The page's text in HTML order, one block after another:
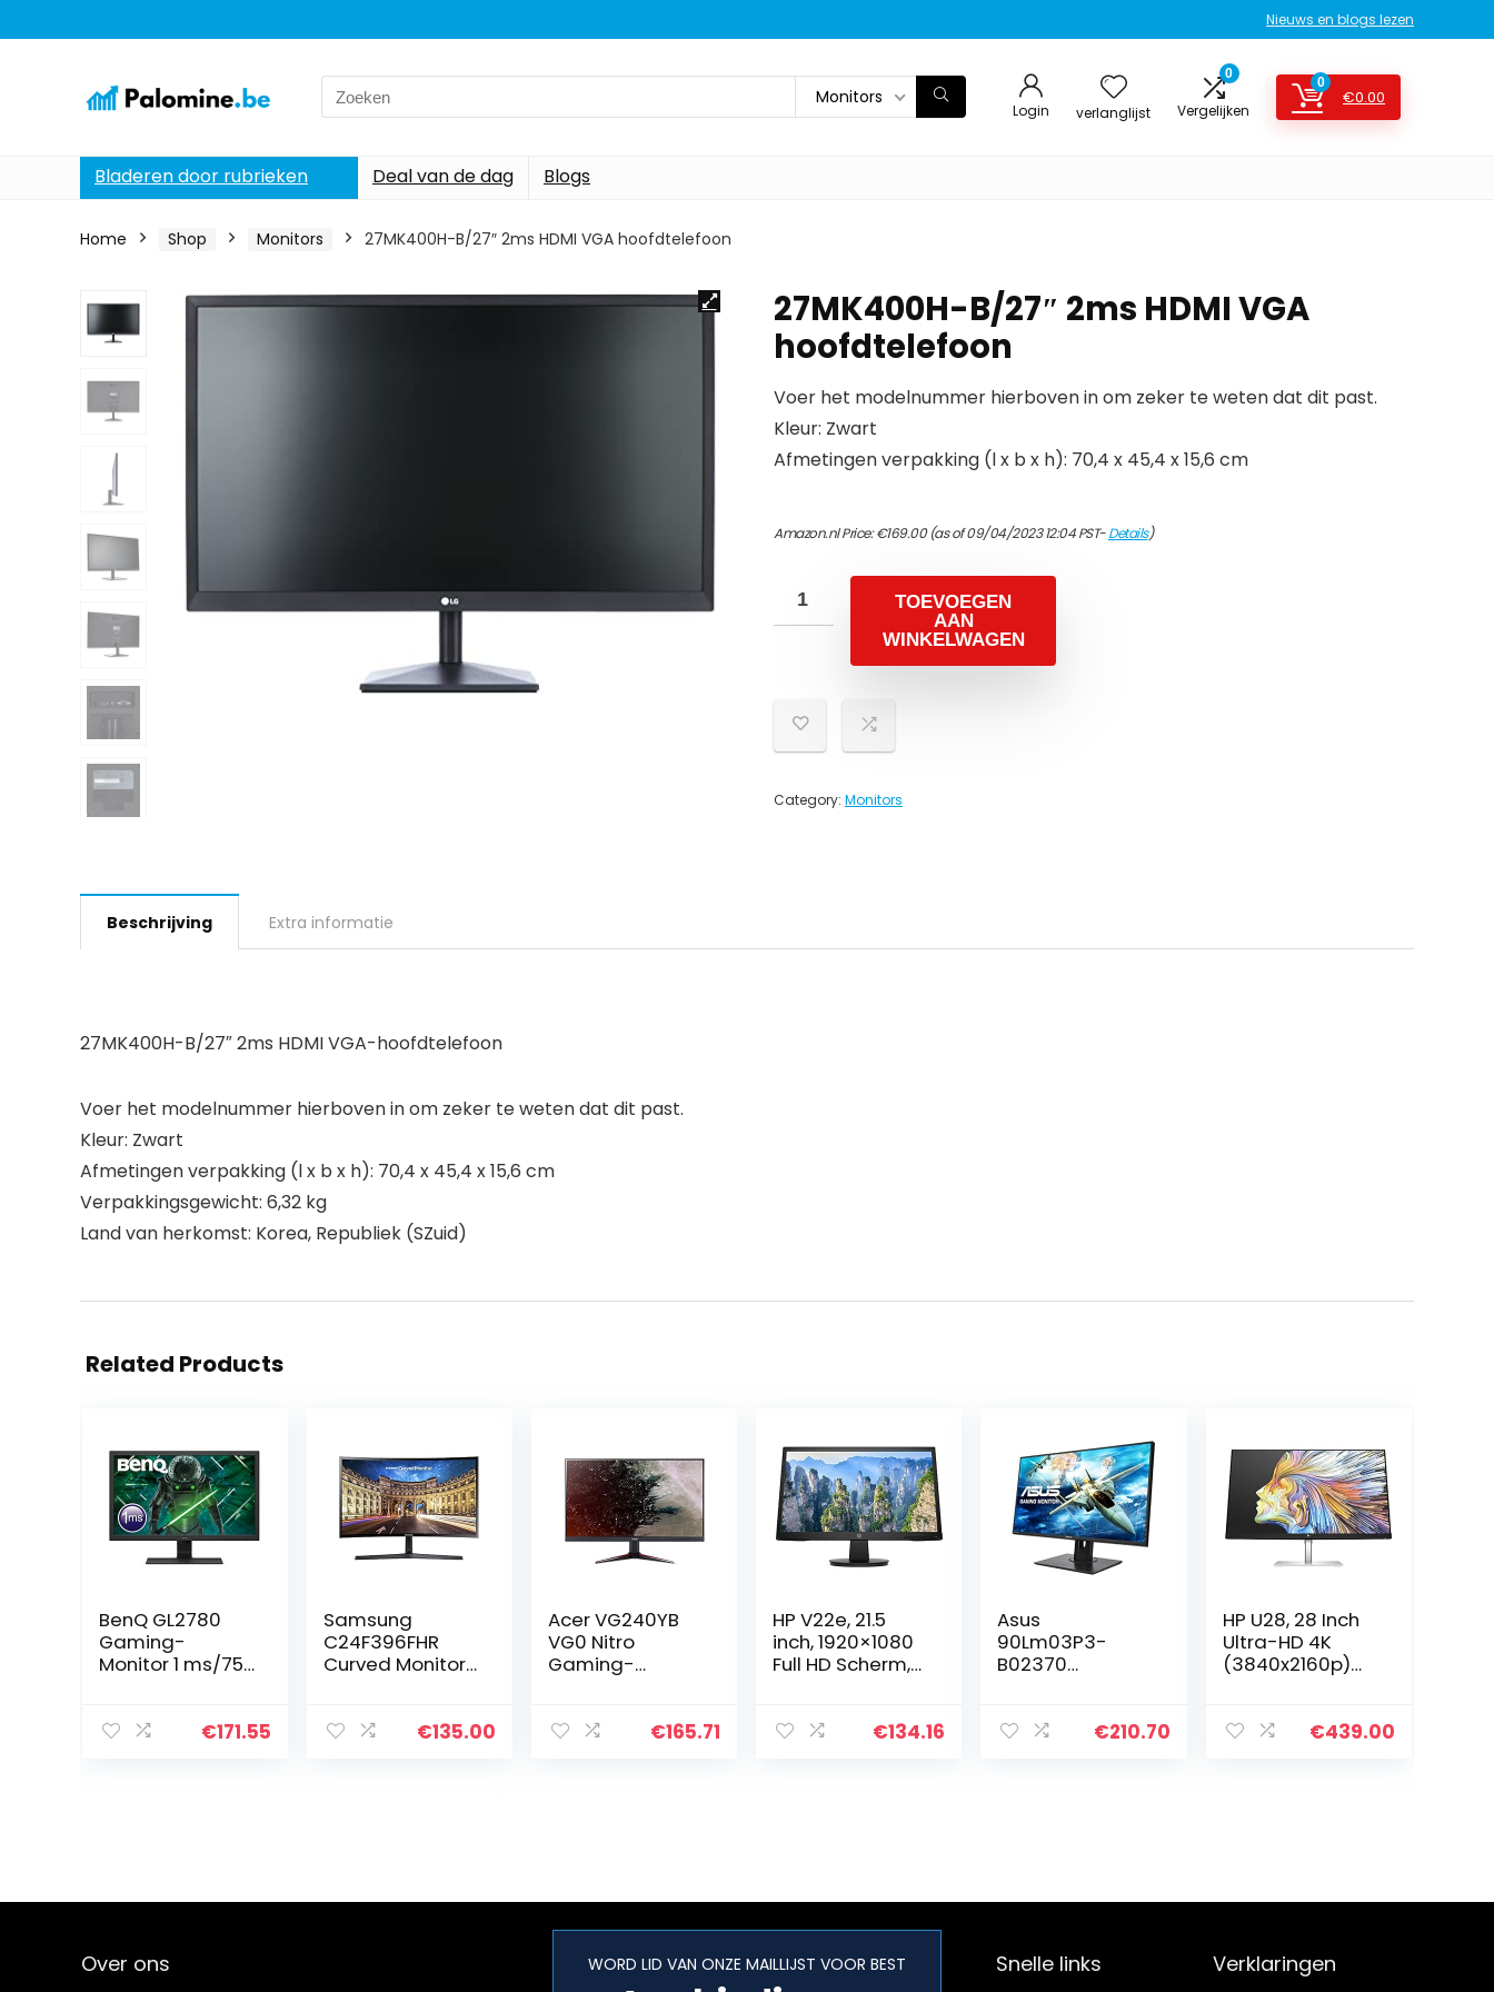
Nieuws en blogs lezen
Search
for:
Monitors
Login verlanglijst
0
Vergelijken
0
€0.00
Bladeren door rubrieken Deal van de dag Blogs
Home Shop Monitors 27MK400H-B/27″ 2ms HDMI VGA hoofdtelefoon
27MK400H-B/27″ 2ms HDMI VGA
hoofdtelefoon
Voer het modelnummer hierboven in om zeker te weten dat dit past.
Kleur: Zwart
Afmetingen verpakking (l x b x h): 70,4 x 45,4 x 15,6 cm
Amazon.nl Price:€169.00(as of 09/04/2023 12:04 PST-Details)
TOEVOEGEN
AAN
WINKELWAGEN
Category: Monitors
Beschrijving Extra informatie
27MK400H-B/27″ 2ms HDMI VGA-hoofdtelefoon
Voer het modelnummer hierboven in om zeker te weten dat dit past.
Kleur: Zwart
Afmetingen verpakking (l x b x h): 70,4 x 45,4 x 15,6 cm
Verpakkingsgewicht: 6,32 kg
Land van herkomst: Korea, Republiek (SZuid)
Related Products
BenQ GL2780
Gaming-
Monitor 1 ms/75
(FHD), Zwart
€171.55
Samsung
C24F396FHR
Curved Monitor,
Energieklasse A,
€135.00
Acer VG240YB
VG0 Nitro
Gaming-
€165.71
HP V22e, 21.5
inch, 1920×1080
Full HD Scherm,
Light Modus,
€134.16
Asus
90Lm03P3-
B02370
27″ Fullhd(1920 X
€210.70
HP U28, 28 Inch
Ultra-HD 4K
(3840x2160p)
HDMI, USB-A,
€439.00
Over ons WORD LID VAN ONZE MAILLIJST VOOR BEST Snelle links Verklaringen